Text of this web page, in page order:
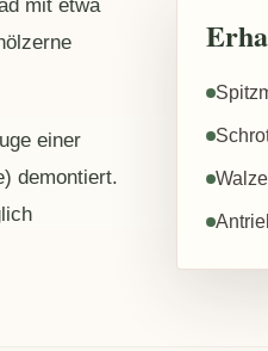
mit etwa
einer
demontiert.